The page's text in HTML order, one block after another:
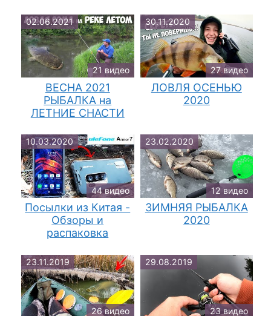
02.06.2021
21 видео
ВЕСНА 2021
РЫБАЛКА на
ЛЕТНИЕ СНАСТИ
30.11.2020
27 видео
ЛОВЛЯ ОСЕНЬЮ
2020
10.03.2020
44 видео
Посылки из Китая -
Обзоры и
распаковка
23.02.2020
12 видео
ЗИМНЯЯ РЫБАЛКА
2020
23.11.2019
26 видео
29.08.2019
23 видео